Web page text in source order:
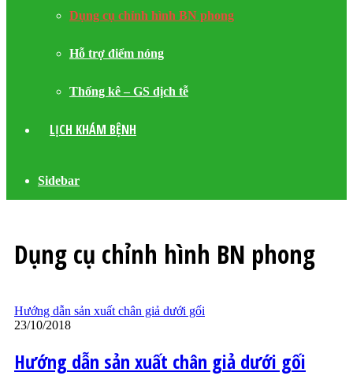
Dụng cụ chỉnh hình BN phong
Hỗ trợ điểm nóng
Thống kê – GS dịch tễ
LỊCH KHÁM BỆNH
Sidebar
Dụng cụ chỉnh hình BN phong
Hướng dẫn sản xuất chân giả dưới gối
23/10/2018
Hướng dẫn sản xuất chân giả dưới gối